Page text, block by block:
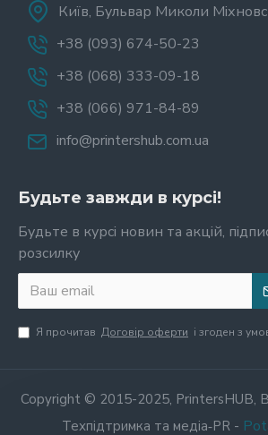
Київ, Бульвар Миколи
+38 (093) 674-50-23
+38 (068) 333-09-18
+38 (066) 971-84-89
info@printershub.com.ua
Будьте завжди в курсі!
Будьте в курсі новин та акцій,
розсилку
Я прочитав Договір оферти і згоден з
Copyright © 2015-2025, PrintersHUB,
Техпідтримка та медіа‑PR -